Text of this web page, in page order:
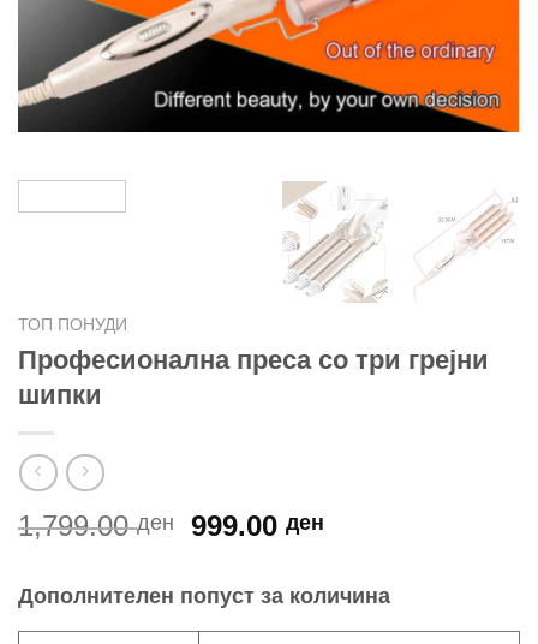
ТОП ПОНУДИ
Професионална преса со три грејни
шипки
1,799.00ден
Original
1,799.00 ден.
999.00ден
999.00 ден.
Дополнителен попуст за количина